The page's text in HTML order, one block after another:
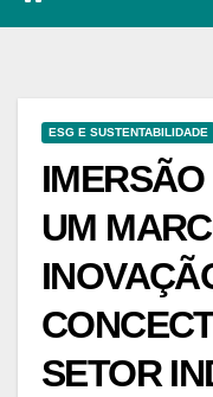
ESG E SUSTENTABILIDADE
UM
SETOR